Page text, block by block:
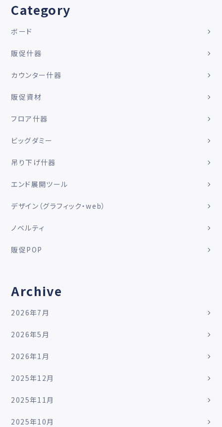
Category
ボード
販促什器
カウンター什器
販促資材
フロア什器
ビッグダミー
吊り下げ什器
エンド展開ツール
デザイン（グラフィック・web）
ノベルティ
販促POP
Archive
2026年7月
2026年5月
2026年1月
2025年12月
2025年11月
2025年10月